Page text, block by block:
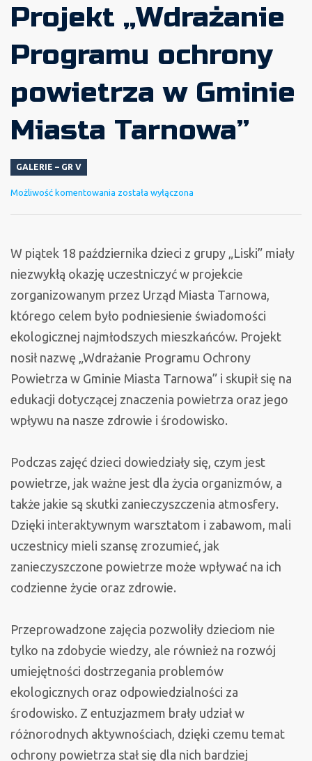
Projekt „Wdrażanie
Programu ochrony
powietrza w Gminie
Miasta Tarnowa”
GALERIE – GR V
Możliwość komentowania Projekt
ochrony
powietrza
Gminie
została wyłączona
W piątek 18 października dzieci z grupy „Liski” miały
niezwykłą okazję uczestniczyć w projekcie
zorganizowanym przez Urząd Miasta Tarnowa,
którego celem było podniesienie świadomości
ekologicznej najmłodszych mieszkańców. Projekt
nosił nazwę „Wdrażanie Programu Ochrony
Powietrza w Gminie Miasta Tarnowa” i skupił się na
edukacji dotyczącej znaczenia powietrza oraz jego
wpływu na nasze zdrowie i środowisko.
Podczas zajęć dzieci dowiedziały się, czym jest
powietrze, jak ważne jest dla życia organizmów, a
także jakie są skutki zanieczyszczenia atmosfery.
Dzięki interaktywnym warsztatom i zabawom, mali
uczestnicy mieli szansę zrozumieć, jak
zanieczyszczone powietrze może wpływać na ich
codzienne życie oraz zdrowie.
Przeprowadzone zajęcia pozwoliły dzieciom nie
tylko na zdobycie wiedzy, ale również na rozwój
umiejętności dostrzegania problemów
ekologicznych oraz odpowiedzialności za
środowisko. Z entuzjazmem brały udział w
różnorodnych aktywnościach, dzięki czemu temat
ochrony powietrza stał się dla nich bardziej